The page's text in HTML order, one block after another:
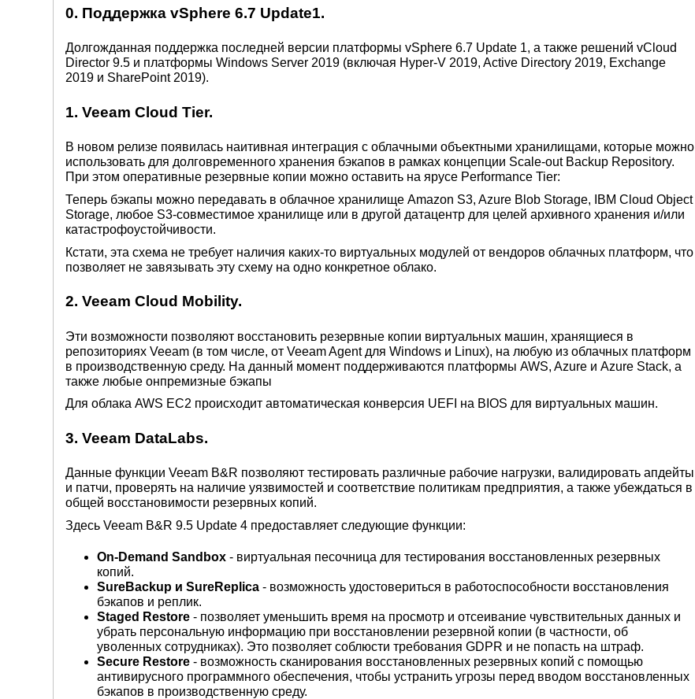
0. Поддержка vSphere 6.7 Update1.
Долгожданная поддержка последней версии платформы vSphere 6.7 Update 1, а также решений vCloud
Director 9.5 и платформы Windows Server 2019 (включая Hyper-V 2019, Active Directory 2019, Exchange
2019 и SharePoint 2019).
1. Veeam Cloud Tier.
В новом релизе появилась наитивная интеграция с облачными объектными хранилищами, которые можно
использовать для долговременного хранения бэкапов в рамках концепции Scale-out Backup Repository.
При этом оперативные резервные копии можно оставить на ярусе Performance Tier:
Теперь бэкапы можно передавать в облачное хранилище Amazon S3, Azure Blob Storage, IBM Cloud Object
Storage, любое S3-совместимое хранилище или в другой датацентр для целей архивного хранения и/или
катастрофоустойчивости.
Кстати, эта схема не требует наличия каких-то виртуальных модулей от вендоров облачных платформ, что
позволяет не завязывать эту схему на одно конкретное облако.
2. Veeam Cloud Mobility.
Эти возможности позволяют восстановить резервные копии виртуальных машин, хранящиеся в
репозиториях Veeam (в том числе, от Veeam Agent для Windows и Linux), на любую из облачных платформ
в производственную среду. На данный момент поддерживаются платформы AWS, Azure и Azure Stack, а
также любые онпремизные бэкапы
Для облака AWS EC2 происходит автоматическая конверсия UEFI на BIOS для виртуальных машин.
3. Veeam DataLabs.
Данные функции Veeam B&R позволяют тестировать различные рабочие нагрузки, валидировать апдейты
и патчи, проверять на наличие уязвимостей и соответствие политикам предприятия, а также убеждаться в
общей восстановимости резервных копий.
Здесь Veeam B&R 9.5 Update 4 предоставляет следующие функции:
On-Demand Sandbox - виртуальная песочница для тестирования восстановленных резервных
копий.
SureBackup и SureReplica - возможность удостовериться в работоспособности восстановления
бэкапов и реплик.
Staged Restore - позволяет уменьшить время на просмотр и отсеивание чувствительных данных и
убрать персональную информацию при восстановлении резервной копии (в частности, об
уволенных сотрудниках). Это позволяет соблюсти требования GDPR и не попасть на штраф.
Secure Restore - возможность сканирования восстановленных резервных копий с помощью
антивирусного программного обеспечения, чтобы устранить угрозы перед вводом восстановленных
бэкапов в производственную среду.